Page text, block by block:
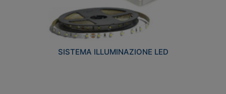
SISTEMA ILLUMINAZIONE LED